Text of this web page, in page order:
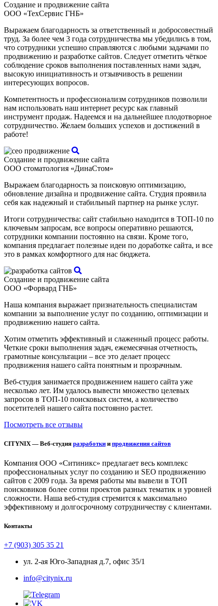
Создание и продвижение сайта
ООО «ТехСервис ГНБ»
Выражаем благодарность за ответственный и добросовестный
труд. За более чем 3 года сотрудничества мы убедились в том,
что сотрудники успешно справляются с любыми задачами по
продвижению и разработке сайтов. Следует отметить чёткое
соблюдение сроков выполнения поставленных нами задач,
высокую инициативность и отзывчивость в решении
интересующих вопросов.
Компетентность и профессионализм сотрудников позволили
нам использовать наш интернет ресурс как главный
инструмент продаж. Надеемся и на дальнейшее плодотворное
сотрудничество. Желаем больших успехов и достижений в
работе!
Создание и продвижение сайта
ООО стоматология «ДинаСтом»
Выражаем благодарность за поисковую оптимизацию,
обновление дизайна и продвижение сайта. Студия проявила
себя как надежный и стабильный партнер на рынке услуг.
Итоги сотрудничества: сайт стабильно находится в ТОП-10 по
ключевым запросам, все вопросы оперативно решаются,
сотрудники компании постоянно на связи. Кроме того,
компания предлагает полезные идеи по доработке сайта, и все
это в рамках комфортного для нас бюджета.
Создание и продвижение сайта
ООО «Форвард ГНБ»
Наша компания выражает признательность специалистам
компании за выполнение услуг по созданию, оптимизации и
продвижению нашего сайта.
Хотим отметить эффективный и слаженный процесс работы.
Четкие сроки выполнения задач, ежемесячная отчетность,
грамотные консультации – все это делает процесс
продвижения нашего сайта понятным и прозрачным.
Веб-студия занимается продвижением нашего сайта уже
несколько лет. Им удалось вывести множество целевых
запросов в ТОП-10 поисковых систем, а количество
посетителей нашего сайта постоянно растет.
Посмотреть все отзывы
CITYNIX — Веб-студия разработки и продвижения сайтов
Компания ООО «Ситиникс» предлагает весь комплекс
профессиональных услуг по созданию и SEO продвижению
сайтов с 2009 года. За время работы мы вывели в ТОП
поисковиков более сотни проектов разных тематик и уровней
сложности. Наша веб-студия стремится к максимально
эффективному и долгосрочному сотрудничеству с клиентами.
Контакты
+7 (903) 305 35 21
ул. 2-ая Юго-Западная д.7, офис 35/1
info@citynix.ru